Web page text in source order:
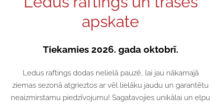
apskate
Tiekamies 2026. gada oktobrī.
Ledus raftings dodas nelielā pauzē, lai jau nākamajā
ziemas sezonā atgrieztos ar vēl lielāku jaudu un garantētu
neaizmirstamu piedzīvojumu! Sagatavojies unikālai un elpu